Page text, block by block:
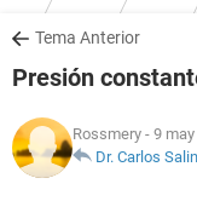
SALUD
NUTRICIÓN
Tema Anterior
Presión
Rossmery - 9
Dr. Carlos